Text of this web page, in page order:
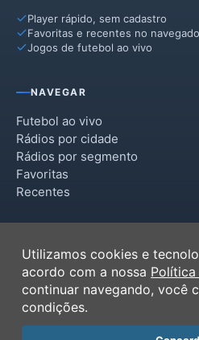
Sarutaiá
Taguaí
Tejupá
Timburi
Player rápido, sem cadastro
Favoritas e recentes no
Jogos de futebol ao vivo
NAVEGAR
Futebol ao vivo
Rádios por cidade
Rádios por segmento
Favoritas
Recentes
Termos de Uso
Política de Privacidade
Ferramentas
Contato
Utilizamos cookies e
acordo com a nossa
continuar navegando, você
condições.